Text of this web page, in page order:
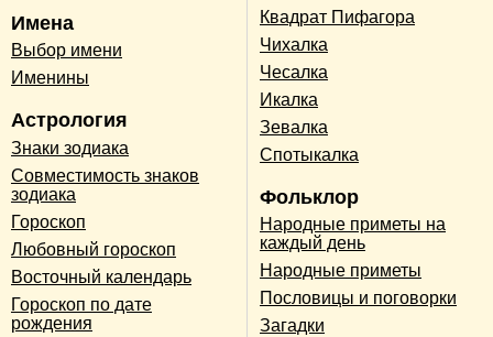
Имена
Выбор имени
Именины
Астрология
Знаки зодиака
Совместимость знаков
зодиака
Гороскоп
Любовный гороскоп
Восточный календарь
Гороскоп по дате
рождения
Квадрат Пифагора
Чихалка
Чесалка
Икалка
Зевалка
Спотыкалка
Фольклор
Народные приметы на
каждый день
Народные приметы
Пословицы и поговорки
Загадки